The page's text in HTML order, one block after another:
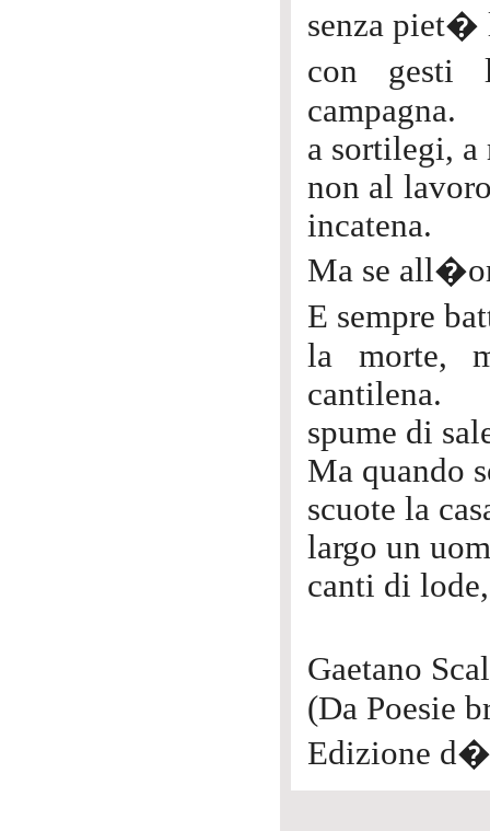
senza piet�
con gesti
campagna.
a sortilegi,
non al
incatena.
Ma se
E sempre
la morte,
cantilena.
spume di
Ma quando
scuote la
largo un
canti di
Gaetano
(Da Poesie
Edizione